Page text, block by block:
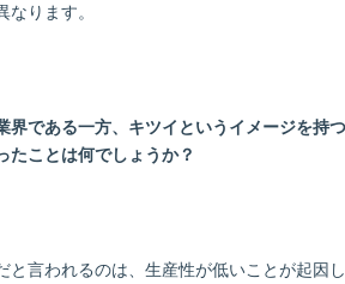
ります。
界である一方、キツイというイメージを持
たことは何でしょうか？
と言われるのは、生産性が低いことが起因